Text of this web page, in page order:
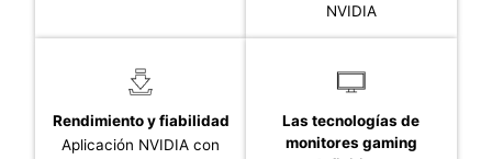
NVIDIA
Rendimiento y fiabilidad
Aplicación NVIDIA con
Las tecnologías de
monitores gaming